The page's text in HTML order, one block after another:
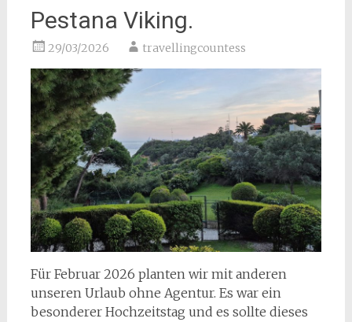
Pestana Viking.
29/03/2026 travellingcountess
Für Februar 2026 planten wir mit anderen
unseren Urlaub ohne Agentur. Es war ein
besonderer Hochzeitstag und es sollte dieses